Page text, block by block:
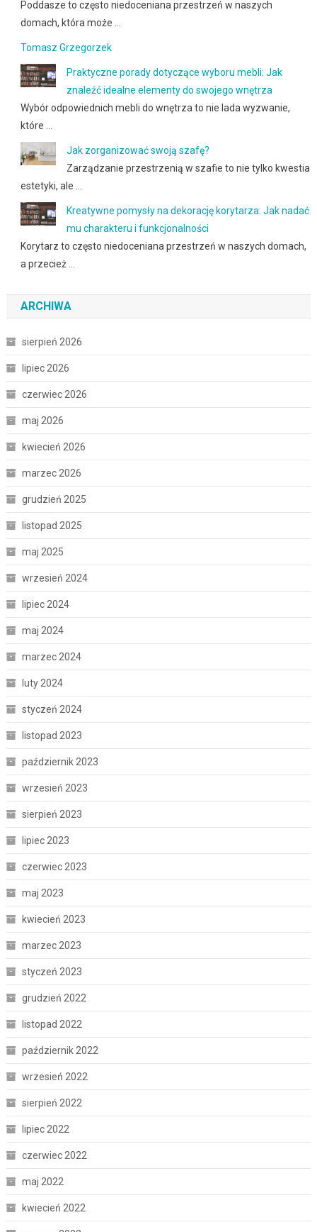
Poddasze to często niedoceniana przestrzeń w naszych
domach, która może …
Tomasz Grzegorzek
Praktyczne porady dotyczące wyboru mebli: Jak
znaleźć idealne elementy do swojego wnętrza
Wybór odpowiednich mebli do wnętrza to nie lada wyzwanie,
które …
Jak zorganizować swoją szafę?
Zarządzanie przestrzenią w szafie to nie tylko kwestia
estetyki, ale …
Kreatywne pomysły na dekorację korytarza: Jak nadać
mu charakteru i funkcjonalności
Korytarz to często niedoceniana przestrzeń w naszych domach,
a przecież …
ARCHIWA
sierpień 2026
lipiec 2026
czerwiec 2026
maj 2026
kwiecień 2026
marzec 2026
grudzień 2025
listopad 2025
maj 2025
wrzesień 2024
lipiec 2024
maj 2024
marzec 2024
luty 2024
styczeń 2024
listopad 2023
październik 2023
wrzesień 2023
sierpień 2023
lipiec 2023
czerwiec 2023
maj 2023
kwiecień 2023
marzec 2023
styczeń 2023
grudzień 2022
listopad 2022
październik 2022
wrzesień 2022
sierpień 2022
lipiec 2022
czerwiec 2022
maj 2022
kwiecień 2022